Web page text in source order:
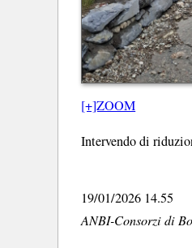
[+]ZOOM
Intervendo di
19/01/2026 14.55
ANBI-Consorzi di